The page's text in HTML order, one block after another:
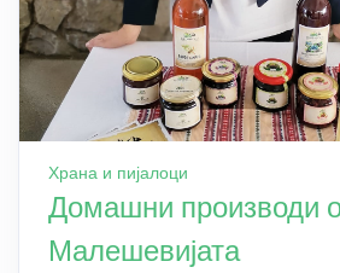
Храна и пијалоци
Домашни производи
Малешевијата